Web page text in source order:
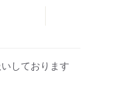
しております